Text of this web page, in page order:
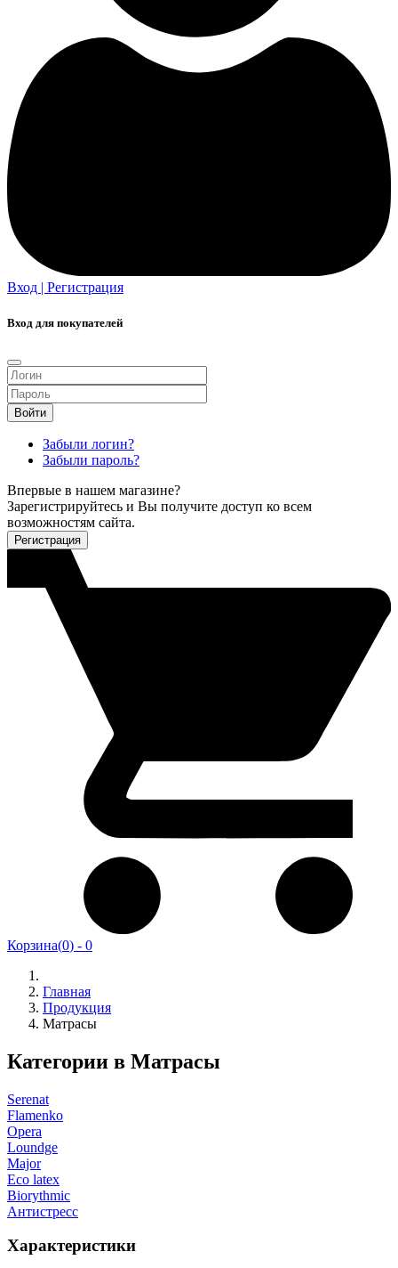
Вход | Регистрация
Вход для покупателей
Войти
Забыли логин?
Забыли пароль?
Впервые в нашем магазине?
Зарегистрируйтесь и Вы получите доступ ко всем
возможностям сайта.
Регистрация
Корзина(0) - 0
Главная
Продукция
Матрасы
Категории в Матрасы
Serenat
Flamenko
Opera
Loundge
Major
Eco latex
Biorythmic
Антистресс
Характеристики